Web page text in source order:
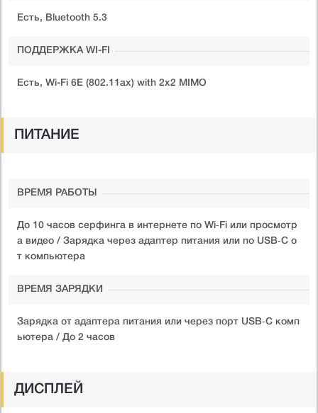
Есть, Bluetooth 5.3
ПОДДЕРЖКА WI-FI
Есть, Wi-Fi 6E (802.11ax) with 2x2 MIMO
ПИТАНИЕ
ВРЕМЯ РАБОТЫ
До 10 часов серфинга в интернете по Wi‑Fi или просмотр
а видео / Зарядка через адаптер питания или по USB‑C о
т компьютера
ВРЕМЯ ЗАРЯДКИ
Зарядка от адаптера питания или через порт USB‑C комп
ьютера / До 2 часов
ДИСПЛЕЙ